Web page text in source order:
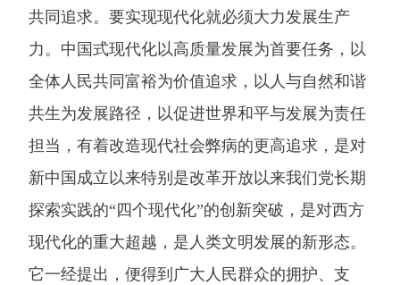
共同追求。要实现现代化就必须大力发展生产
力。中国式现代化以高质量发展为首要任务，以
全体人民共同富裕为价值追求，以人与自然和谐
共生为发展路径，以促进世界和平与发展为责任
担当，有着改造现代社会弊病的更高追求，是对
新中国成立以来特别是改革开放以来我们党长期
探索实践的“四个现代化”的创新突破，是对西方
现代化的重大超越，是人类文明发展的新形态。
它一经提出，便得到广大人民群众的拥护、支